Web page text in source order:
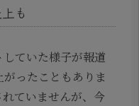
も
ていた様子が報道
ったこともありま
ていませんが、今